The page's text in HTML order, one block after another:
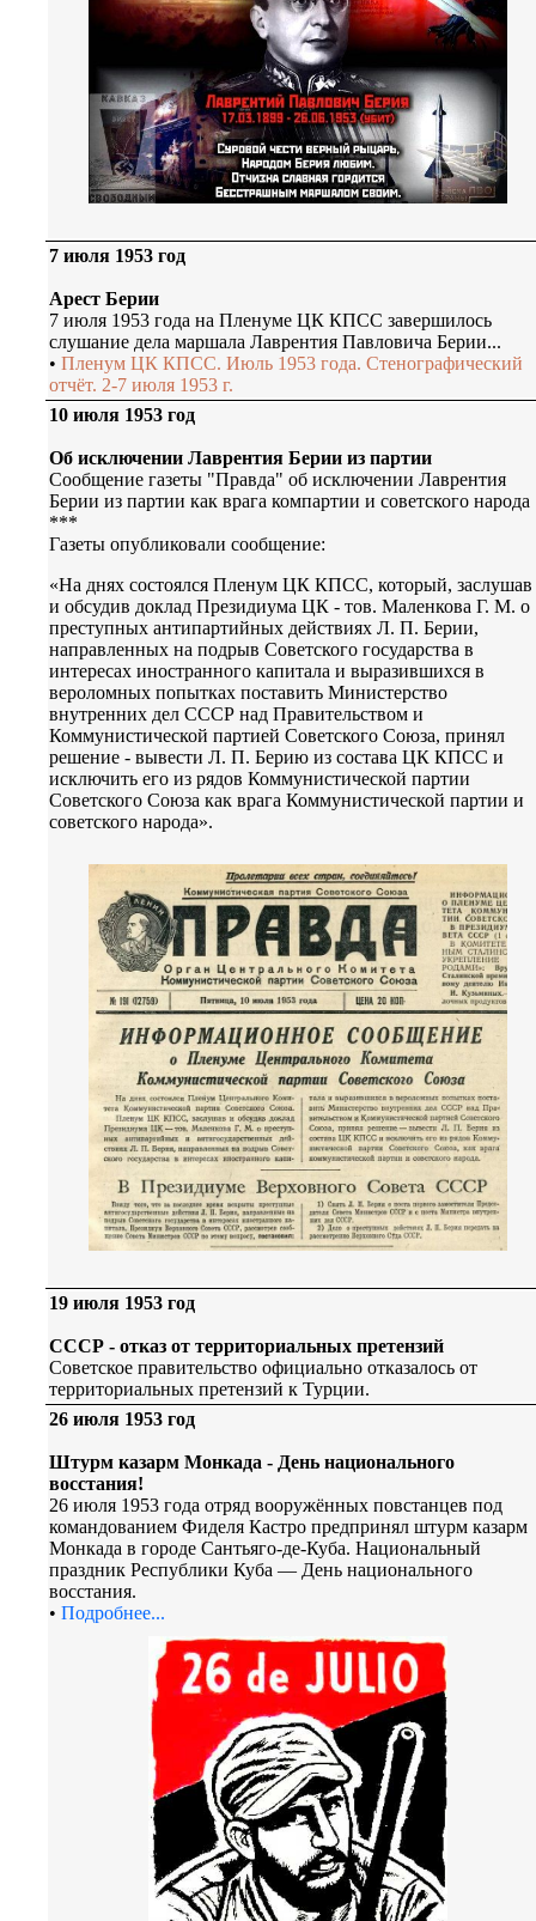
7 июля 1953 год
Арест Берии
7 июля 1953 года на Пленуме ЦК КПСС завершилось
слушание дела маршала Лаврентия Павловича Берии...
• Пленум ЦК КПСС. Июль 1953 года. Стенографический
отчёт. 2-7 июля 1953 г.
10 июля 1953 год
Об исключении Лаврентия Берии из партии
Сообщение газеты "Правда" об исключении Лаврентия
Берии из партии как врага компартии и советского народа
***
Газеты опубликовали сообщение:
«На днях состоялся Пленум ЦК КПСС, который, заслушав
и обсудив доклад Президиума ЦК - тов. Маленкова Г. М. о
преступных антипартийных действиях Л. П. Берии,
направленных на подрыв Советского государства в
интересах иностранного капитала и выразившихся в
вероломных попытках поставить Министерство
внутренних дел СССР над Правительством и
Коммунистической партией Советского Союза, принял
решение - вывести Л. П. Берию из состава ЦК КПСС и
исключить его из рядов Коммунистической партии
Советского Союза как врага Коммунистической партии и
советского народа».
19 июля 1953 год
СССР - отказ от территориальных претензий
Советское правительство официально отказалось от
территориальных претензий к Турции.
26 июля 1953 год
Штурм казарм Монкада - День национального
восстания!
26 июля 1953 года отряд вооружённых повстанцев под
командованием Фиделя Кастро предпринял штурм казарм
Монкада в городе Сантьяго-де-Куба. Национальный
праздник Республики Куба — День национального
восстания.
• Подробнее...